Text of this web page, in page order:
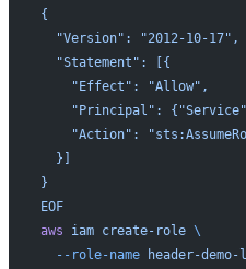
{
  "Version": "2012-10-17",
  "Statement": [{
    "Effect": "Allow",
"Principal":
"Action":
  }]
}
EOF
aws iam create-role \
  --role-name
header-demo-